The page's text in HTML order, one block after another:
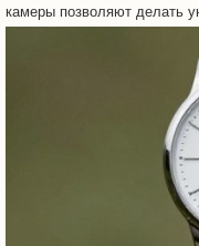
камеры позволяют делать